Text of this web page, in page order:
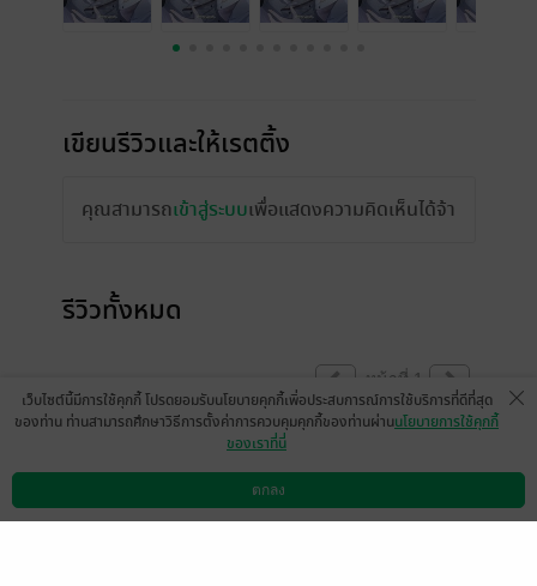
เขียนรีวิวและให้เรตติ้ง
คุณสามารถเข้าสู่ระบบเพื่อแสดงความคิดเห็นได้จ้า
รีวิวทั้งหมด
หน้าที่ 1
ข้อความนี้ถูกลบ
(ถูกลบโดยเจ้าของความคิดเห็น)
ดาวน์โหลดแอป วิธีการใช้งาน ติดต่อเรา
เว็บไซต์นี้มีการใช้คุกกี้ โปรดยอมรับนโยบายคุกกี้เพื่อประสบการณ์การใช้บริการที่ดีที่สุด
ของท่าน ท่านสามารถศึกษาวิธีการตั้งค่าการควบคุมคุกกี้ของท่านผ่านนโยบายการใช้คุกกี้
ของเราที่นี่
ตกลง